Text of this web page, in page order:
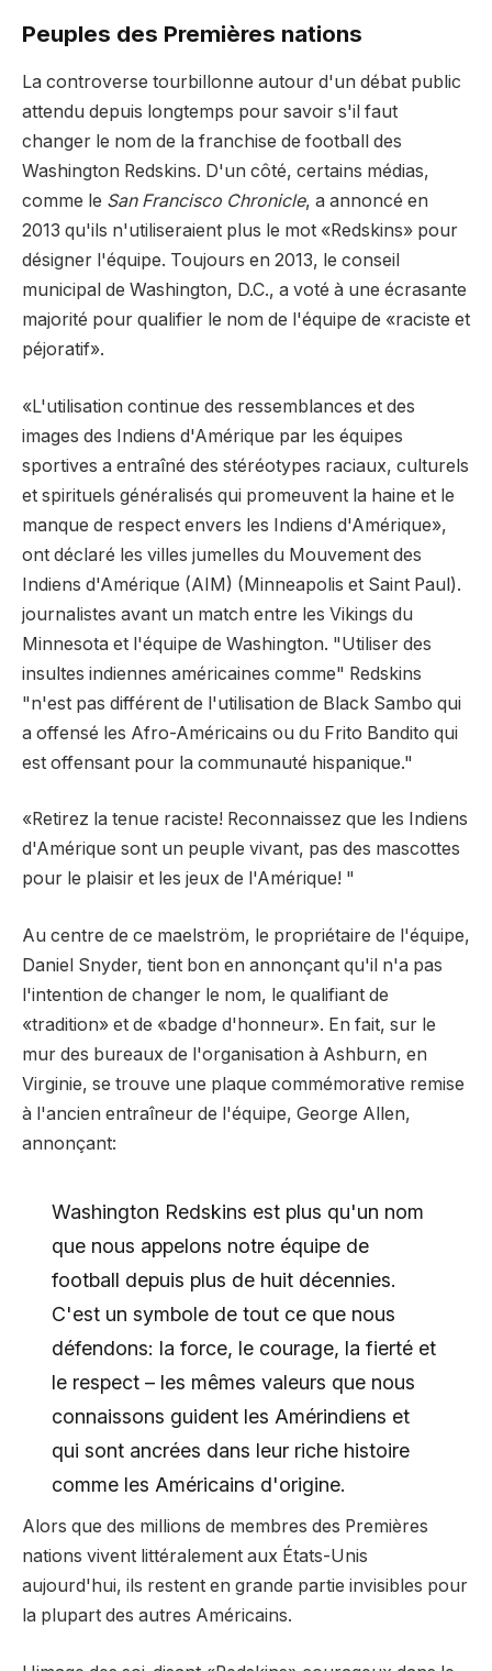
Peuples des Premières nations
La controverse tourbillonne autour d'un débat public
attendu depuis longtemps pour savoir s'il faut
changer le nom de la franchise de football des
Washington Redskins. D'un côté, certains médias,
comme le San Francisco Chronicle, a annoncé en
2013 qu'ils n'utiliseraient plus le mot «Redskins» pour
désigner l'équipe. Toujours en 2013, le conseil
municipal de Washington, D.C., a voté à une écrasante
majorité pour qualifier le nom de l'équipe de «raciste et
péjoratif».
«L'utilisation continue des ressemblances et des
images des Indiens d'Amérique par les équipes
sportives a entraîné des stéréotypes raciaux, culturels
et spirituels généralisés qui promeuvent la haine et le
manque de respect envers les Indiens d'Amérique»,
ont déclaré les villes jumelles du Mouvement des
Indiens d'Amérique (AIM) (Minneapolis et Saint Paul).
journalistes avant un match entre les Vikings du
Minnesota et l'équipe de Washington. "Utiliser des
insultes indiennes américaines comme" Redskins
"n'est pas différent de l'utilisation de Black Sambo qui
a offensé les Afro-Américains ou du Frito Bandito qui
est offensant pour la communauté hispanique."
«Retirez la tenue raciste! Reconnaissez que les Indiens
d'Amérique sont un peuple vivant, pas des mascottes
pour le plaisir et les jeux de l'Amérique! "
Au centre de ce maelström, le propriétaire de l'équipe,
Daniel Snyder, tient bon en annonçant qu'il n'a pas
l'intention de changer le nom, le qualifiant de
«tradition» et de «badge d'honneur». En fait, sur le
mur des bureaux de l'organisation à Ashburn, en
Virginie, se trouve une plaque commémorative remise
à l'ancien entraîneur de l'équipe, George Allen,
annonçant:
Washington Redskins est plus qu'un nom
que nous appelons notre équipe de
football depuis plus de huit décennies.
C'est un symbole de tout ce que nous
défendons: la force, le courage, la fierté et
le respect – les mêmes valeurs que nous
connaissons guident les Amérindiens et
qui sont ancrées dans leur riche histoire
comme les Américains d'origine.
Alors que des millions de membres des Premières
nations vivent littéralement aux États-Unis
aujourd'hui, ils restent en grande partie invisibles pour
la plupart des autres Américains.